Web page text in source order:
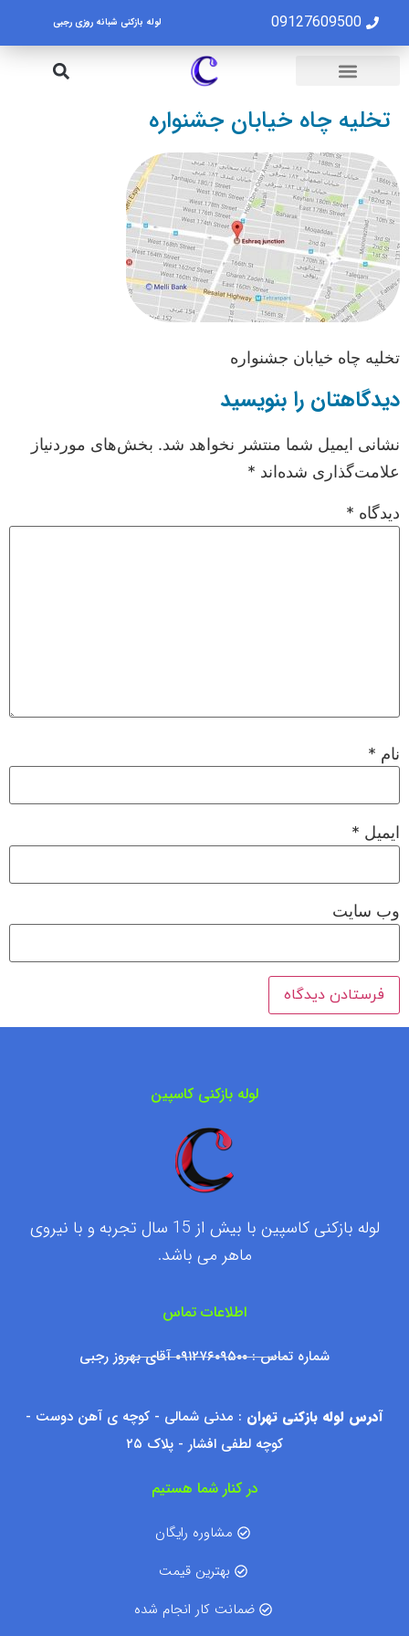
09127609500 لوله بازکنی شبانه روزی رجبی
تخلیه چاه خیابان جشنواره
تخلیه چاه خیابان جشنواره
دیدگاهتان را بنویسید
نشانی ایمیل شما منتشر نخواهد شد. بخش‌های موردنیاز
علامت‌گذاری شده‌اند *
دیدگاه *
نام *
ایمیل *
وب‌ سایت
لوله بازکنی کاسپین
لوله بازکنی کاسپین با بیش از 15 سال تجربه و با نیروی
ماهر می باشد.
اطلاعات تماس
شماره تماس : ۰۹۱۲۷۶۰۹۵۰۰ آقای بهروز رجبی
آدرس لوله بازکنی تهران : مدنی شمالی - کوچه ی آهن دوست -
کوچه لطفی افشار - پلاک ۲۵
در کنار شما هستیم
مشاوره رایگان
بهترین قیمت
ضمانت کار انجام شده